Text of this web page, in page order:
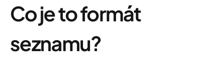
Co je to formát
seznamu?